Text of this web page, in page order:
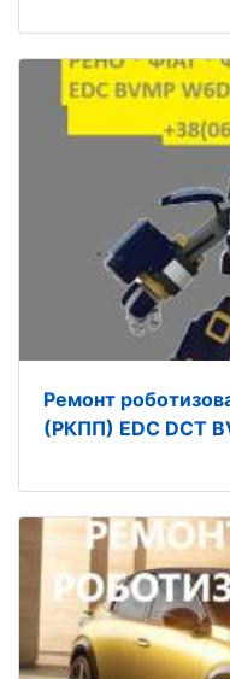
Ремонт
(РКПП) EDC DCT